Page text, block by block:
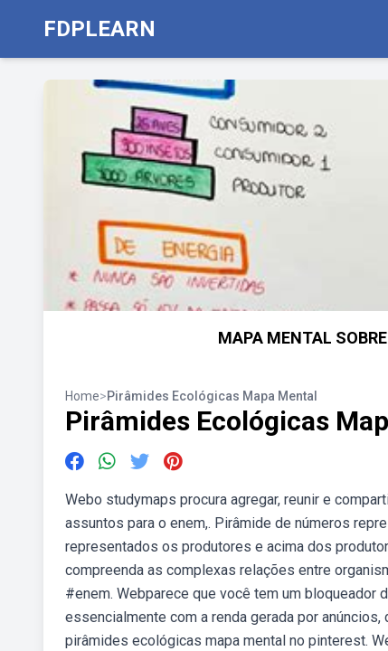
FDPLEARN
MAPA MENTAL
Home>Pirâmides Ecológicas Mapa Mental
Pirâmides Ecológicas
Webo studymaps procura agregar, reunir e
assuntos para o enem,. Pirâmide de números
representados os produtores e acima dos
compreenda as complexas relações entre
#enem. Webparece que você tem um bloqueador
essencialmente com a renda gerada por
pirâmides ecológicas mapa mental no pinterest.